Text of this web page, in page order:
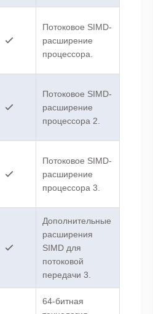
Потоковое SIMD-
расширение
процессора.
Потоковое SIMD-
расширение
процессора 2.
Потоковое SIMD-
расширение
процессора 3.
Дополнительные
расширения
SIMD для
потоковой
передачи 3.
64-битная